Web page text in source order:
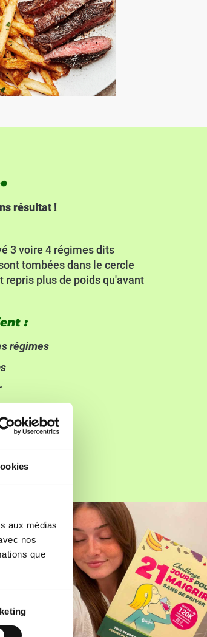
aux médias
nos
que
résultat !
3 voire 4 régimes dits
tombées dans le cercle
repris plus de poids qu'avant
:
régimes
régime